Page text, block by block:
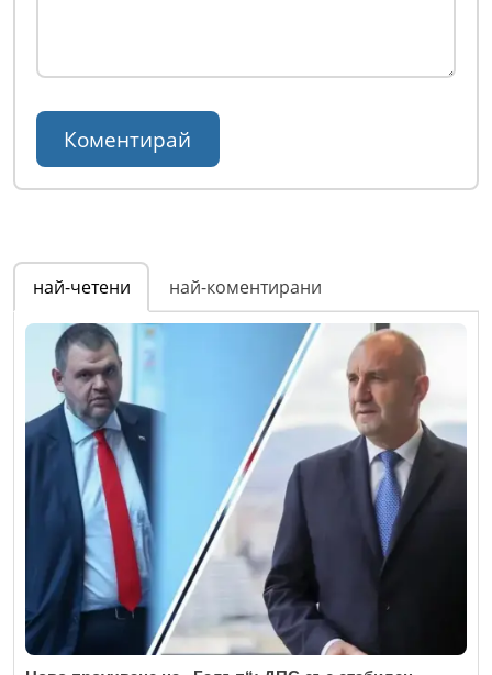
най-четени най-коментирани